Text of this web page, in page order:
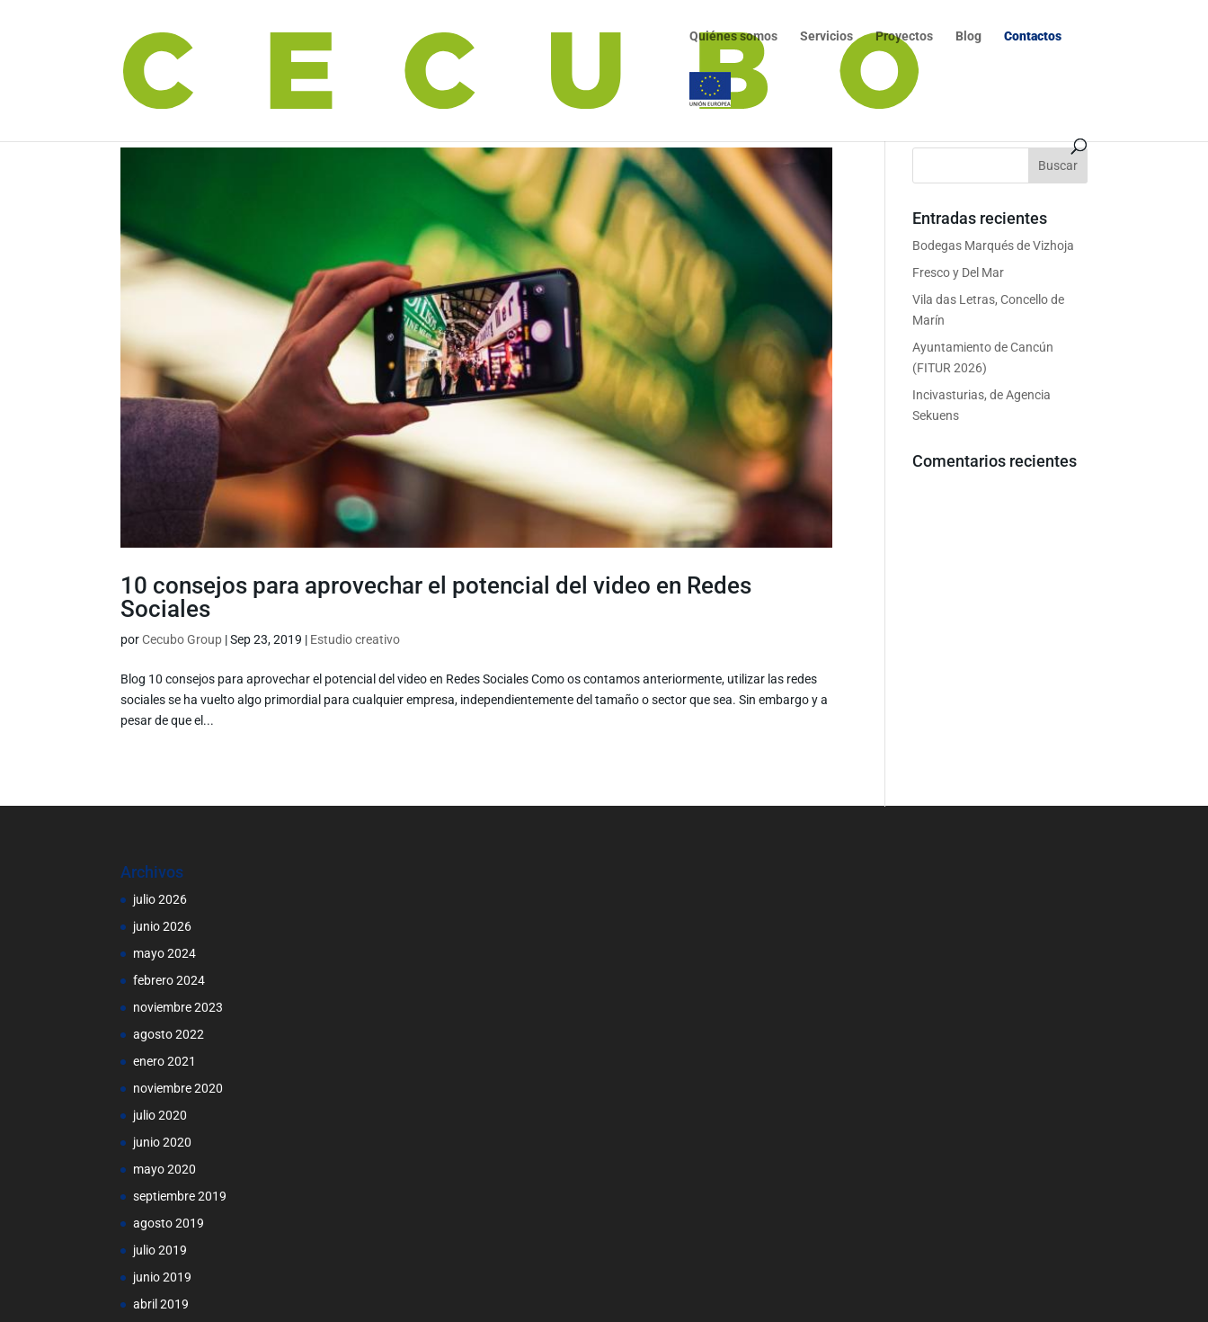
Quiénes somos Servicios Proyectos Blog Contactos
10 consejos para aprovechar el potencial del video en Redes
Sociales
porCecubo Group |Sep 23, 2019 | Estudio creativo
Blog 10 consejos para aprovechar el potencial del video en Redes Sociales Como os contamos anteriormente, utilizar las redes
sociales se ha vuelto algo primordial para cualquier empresa, independientemente del tamaño o sector que sea. Sin embargo y a
pesar de que el...
Entradas recientes
Bodegas Marqués de Vizhoja
Fresco y Del Mar
Vila das Letras, Concello de
Marín
Ayuntamiento de Cancún
(FITUR 2026)
Incivasturias, de Agencia
Sekuens
Comentarios recientes
Archivos
julio 2026
junio 2026
mayo 2024
febrero 2024
noviembre 2023
agosto 2022
enero 2021
noviembre 2020
julio 2020
junio 2020
mayo 2020
septiembre 2019
agosto 2019
julio 2019
junio 2019
abril 2019